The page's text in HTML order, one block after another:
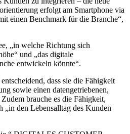
erfolgt am Smartphone via
einen Benchmark für die Branche“,
„in welche Richtung sich
und „das digitale
entwickeln könnte“.
dass sie die Fähigkeit
sowie einen datengetriebenen,
brauche es die Fähigkeit,
„in den Lebensalltag des Kunden